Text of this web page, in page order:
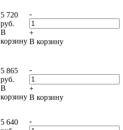
5 720
руб.
В
корзину
-
+
В корзину
5 865
руб.
В
корзину
-
+
В корзину
5 640
-